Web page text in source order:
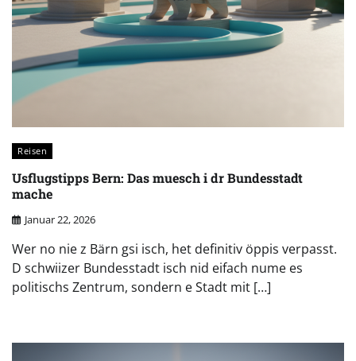
Reisen
Usflugstipps Bern: Das muesch i dr Bundesstadt
mache
Januar 22, 2026
Wer no nie z Bärn gsi isch, het definitiv öppis verpasst.
D schwiizer Bundesstadt isch nid eifach nume es
politischs Zentrum, sondern e Stadt mit […]